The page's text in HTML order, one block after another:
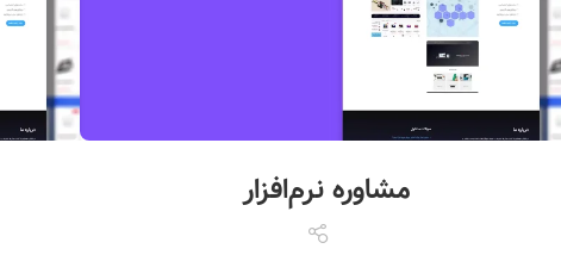
مشاوره نرم‌افزار